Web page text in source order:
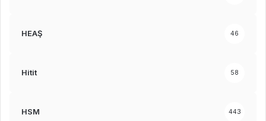
HEAŞ 46
Hitit 58
HSM 443